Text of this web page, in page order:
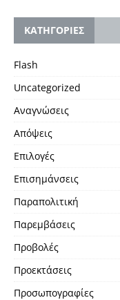
KΑΤΗΓΟΡΙΕΣ
Flash
Uncategorized
Αναγνώσεις
Απόψεις
Επιλογές
Επισημάνσεις
Παραπολιτική
Παρεμβάσεις
Προβολές
Προεκτάσεις
Προσωπογραφίες